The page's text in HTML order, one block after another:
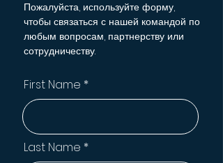
Пожалуйста, используйте форму,
чтобы связаться с нашей командой по
любым вопросам, партнерству или
сотрудничеству.
First Name
Last Name